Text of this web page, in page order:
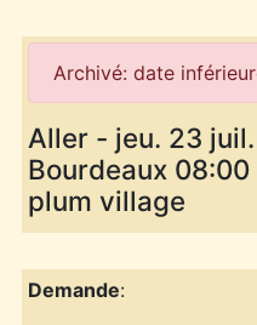
Archivé: date
Aller - jeu. 23
Bourdeaux 08:00
plum village
Demande: